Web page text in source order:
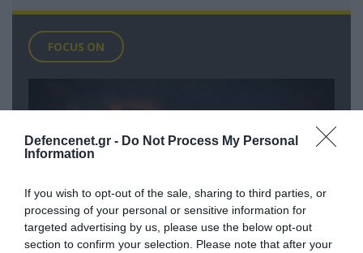
Defencenet.gr - Do Not Process My Personal
Information
If you wish to opt-out of the sale, sharing to third parties, or
processing of your personal or sensitive information for
targeted advertising by us, please use the below opt-out
section to confirm your selection. Please note that after your
FOCUS ON